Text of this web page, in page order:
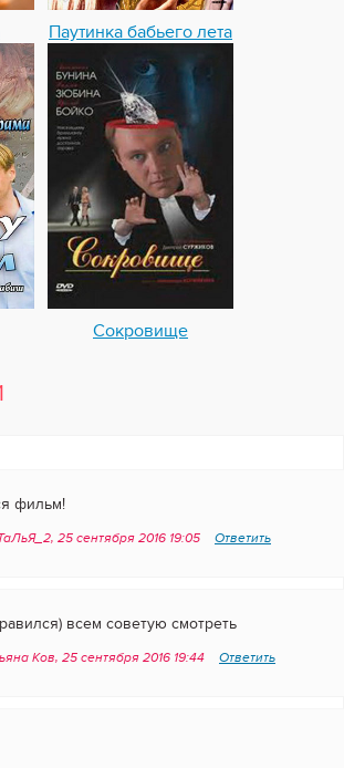
Паутинка бабьего лета
Сокровище
фильм!
25 сентября 2016 19:05 Ответить
всем советую смотреть
Ков, 25 сентября 2016 19:44 Ответить